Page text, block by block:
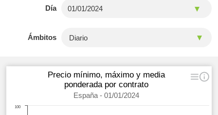
Día
Ámbitos
Precio mínimo, máximo y media
ponderada por contrato
España - 01/01/2024
100